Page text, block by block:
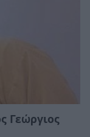
Γεώργιος